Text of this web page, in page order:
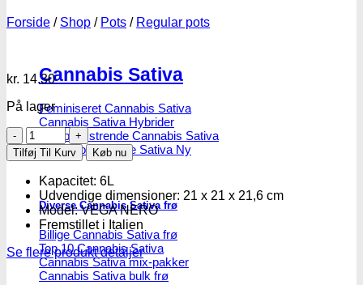
Cannabis Sativa
Feminiseret Cannabis Sativa
Cannabis Sativa Hybrider
Autoblomstrende Cannabis Sativa
Hurtigblomstrende Sativa
Diverse Cannabis Sativa frø
Billige Cannabis Sativa frø
Top 10 Cannabis Sativa
Cannabis Sativa mix-pakker
Cannabis Sativa bulk frø
Forside / Shop / Pots / Regular pots
kr. 14.30
På lager
Firkantet
plantepotte
|
6L
(21x21x21.6cm)
antal
Tilføj Til Kurv Køb nu
Kapacitet: 6L
Udvendige dimensioner: 21 x 21 x 21,6 cm
Model: VEGA NERO
Fremstillet i Italien
Se flere produkt detaljer